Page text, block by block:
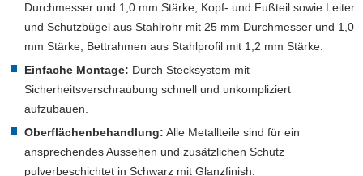
Durchmesser und 1,0 mm Stärke; Kopf- und Fußteil sowie Leiter
und Schutzbügel aus Stahlrohr mit 25 mm Durchmesser und 1,0
mm Stärke; Bettrahmen aus Stahlprofil mit 1,2 mm Stärke.
Einfache Montage: Durch Stecksystem mit
Sicherheitsverschraubung schnell und unkompliziert
aufzubauen.
Oberflächenbehandlung: Alle Metallteile sind für ein
ansprechendes Aussehen und zusätzlichen Schutz
pulverbeschichtet in Schwarz mit Glanzfinish.